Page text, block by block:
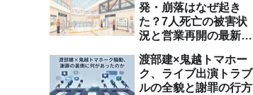
発・崩落はなぜ起き
た？7人死亡の被害状
況と営業再開の最新情
渡部建×鬼越トマホー
ク、ライブ出演トラブ
ルの全貌と謝罪の行方